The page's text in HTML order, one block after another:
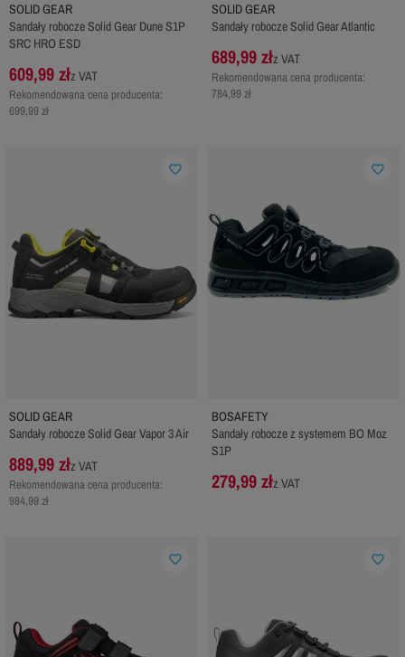
SOLID GEAR
Sandały robocze Solid Gear Dune S1P
SRC HRO ESD
609,99 złz VAT
Rekomendowana cena producenta:
699,99 zł
SOLID GEAR
Sandały robocze Solid Gear Atlantic
689,99 złz VAT
Rekomendowana cena producenta:
784,99 zł
SOLID GEAR
Sandały robocze Solid Gear Vapor 3 Air
889,99 złz VAT
Rekomendowana cena producenta:
984,99 zł
favorite_border
BOSAFETY
Sandały robocze z systemem BO Moz
S1P
279,99 złz VAT
favorite_border
favorite_border favorite_border